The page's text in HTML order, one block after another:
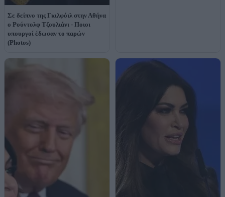
Σε δείπνο της Γκιλφόιλ στην Αθήνα
ο Ρούντολφ Τζουλιάνι - Ποιοι
υπουργοί έδωσαν το παρών
(Photos)